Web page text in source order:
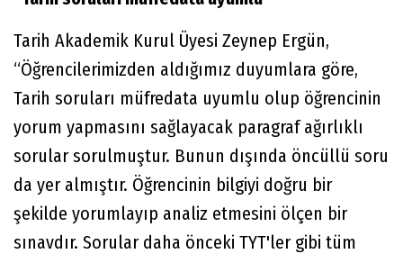
Tarih Akademik Kurul Üyesi Zeynep Ergün,
“Öğrencilerimizden aldığımız duyumlara göre,
Tarih soruları müfredata uyumlu olup öğrencinin
yorum yapmasını sağlayacak paragraf ağırlıklı
sorular sorulmuştur. Bunun dışında öncüllü soru
da yer almıştır. Öğrencinin bilgiyi doğru bir
şekilde yorumlayıp analiz etmesini ölçen bir
sınavdır. Sorular daha önceki TYT'ler gibi tüm